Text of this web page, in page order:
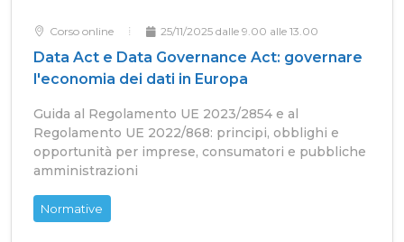
Corso online 25/11/2025 dalle 9.00 alle 13.00
Data Act e Data Governance Act: governare
l'economia dei dati in Europa
Guida al Regolamento UE 2023/2854 e al
Regolamento UE 2022/868: principi, obblighi e
opportunità per imprese, consumatori e pubbliche
amministrazioni
Normative